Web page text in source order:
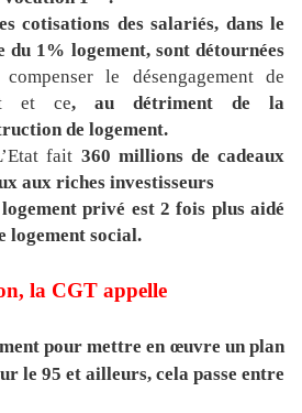
cotisations des salariés, dans le
du 1% logement, sont détournées
le désengagement de
et ce, au détriment de la
de logement.
fait 360 millions de cadeaux
aux riches investisseurs
privé est 2 fois plus aidé
logement social.
la CGT appelle
pour mettre en œuvre un plan
le 95 et ailleurs, cela passe entre